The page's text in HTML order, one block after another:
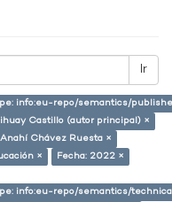
Ir
info:eu-repo/semantics/
Castillo (autor principal) ×
Chávez Ruesta ×
×
Fecha: 2022 ×
info:eu-repo/semantics/